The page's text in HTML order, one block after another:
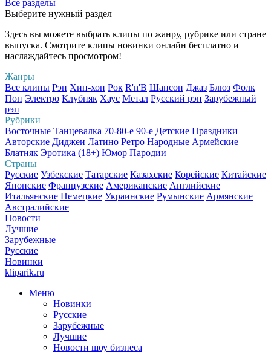
Все разделы
Выберите нужный раздел
Здесь вы можете выбрать клипы по жанру, рубрике или стране
выпуска. Смотрите клипы новинки онлайн бесплатно и
наслаждайтесь просмотром!
Жанры
Все клипы Рэп Хип-хоп Рок R'n'B Шансон Джаз Блюз Фолк
Поп Электро Клубняк Хаус Метал Русский рэп Зарубежный
рэп
Рубрики
Восточные Танцевалка 70-80-е 90-е Детские Праздники
Авторские Диджеи Латино Ретро Народные Армейские
Блатняк Эротика (18+) Юмор Пародии
Страны
Русские Узбекские Татарские Казахские Корейские Китайские
Японские Французские Американские Английские
Итальянские Немецкие Украинские Румынские Армянские
Австралийские
Новости
Лучшие
Зарубежные
Русские
Новинки
kliparik.ru
Меню
Новинки
Русские
Зарубежные
Лучшие
Новости шоу бизнеса